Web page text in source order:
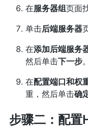
在服务器组页面
单击后端服务器
在添加后端服务
然后单击下一步。
在配置端口和权
重，然后单击确
步骤二：配置